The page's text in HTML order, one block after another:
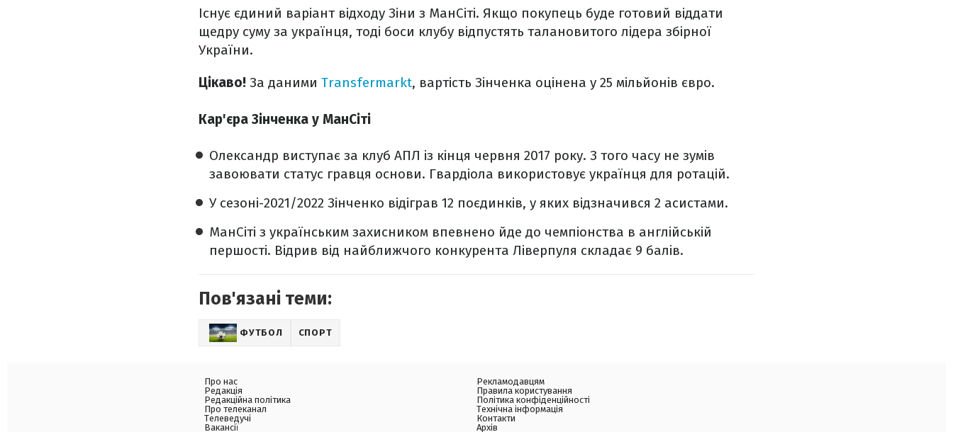
Існує єдиний варіант відходу Зіни з МанСіті. Якщо покупець буде готовий віддати
щедру суму за українця, тоді боси клубу відпустять талановитого лідера збірної
України.
Цікаво! За даними Transfermarkt, вартість Зінченка оцінена у 25 мільйонів євро.
Кар'єра Зінченка у МанСіті
Олександр виступає за клуб АПЛ із кінця червня 2017 року. З того часу не зумів
завоювати статус гравця основи. Гвардіола використовує українця для ротацій.
У сезоні-2021/2022 Зінченко відіграв 12 поєдинків, у яких відзначився 2 асистами.
МанСіті з українським захисником впевнено йде до чемпіонства в англійській
першості. Відрив від найближчого конкурента Ліверпуля складає 9 балів.
Пов'язані теми:
ФУТБОЛ СПОРТ
Про нас
Редакція
Редакційна політика
Про телеканал
Телеведучі
Вакансії
Рекламодавцям
Правила користування
Політика конфіденційності
Технічна інформація
Контакти
Архів